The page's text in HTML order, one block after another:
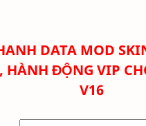
DATA MOD
HÀNH ĐỘNG VIP
V16